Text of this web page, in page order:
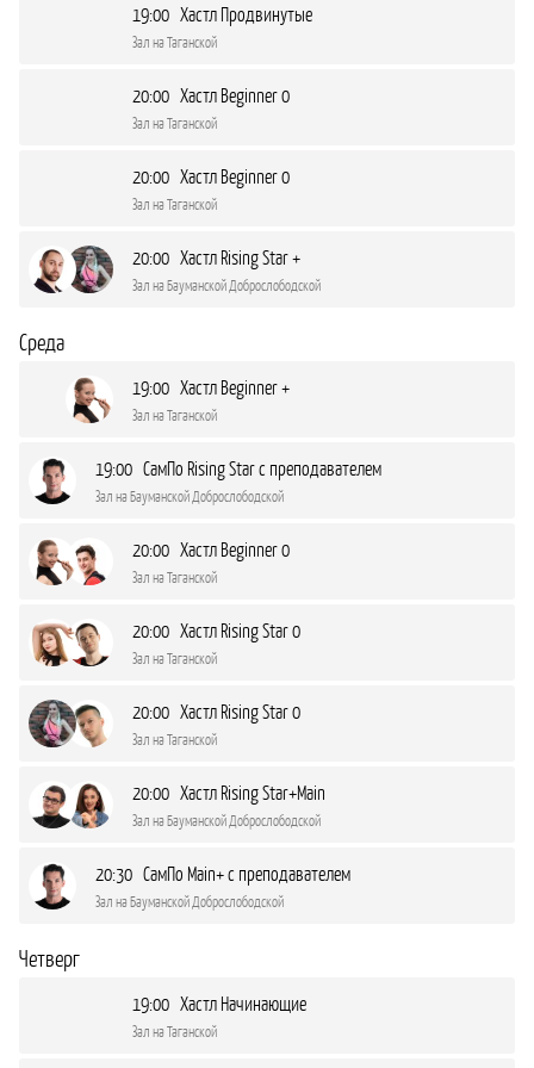
19:00 Хастл Продвинутые
Зал на Таганской
20:00 Хастл Beginner 0
Зал на Таганской
20:00 Хастл Beginner 0
Зал на Таганской
20:00 Хастл Rising Star +
Зал на Бауманской Доброслободской
Среда
19:00 Хастл Beginner +
Зал на Таганской
19:00 СамПо Rising Star с преподавателем
Зал на Бауманской Доброслободской
20:00 Хастл Beginner 0
Зал на Таганской
20:00 Хастл Rising Star 0
Зал на Таганской
20:00 Хастл Rising Star 0
Зал на Таганской
20:00 Хастл Rising Star+Main
Зал на Бауманской Доброслободской
20:30 СамПо Main+ с преподавателем
Зал на Бауманской Доброслободской
Четверг
19:00 Хастл Начинающие
Зал на Таганской